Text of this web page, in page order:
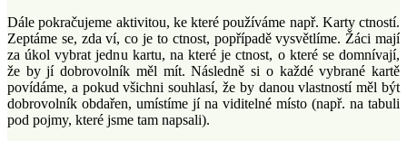
Dále pokračujeme aktivitou, ke které používáme např. Karty ctností.
Zeptáme se, zda ví, co je to ctnost, popřípadě vysvětlíme. Žáci mají
za úkol vybrat jednu kartu, na které je ctnost, o které se domnívají,
že by jí dobrovolník měl mít. Následně si o každé vybrané kartě
povídáme, a pokud všichni souhlasí, že by danou vlastností měl být
dobrovolník obdařen, umístíme jí na viditelné místo (např. na tabuli
pod pojmy, které jsme tam napsali).